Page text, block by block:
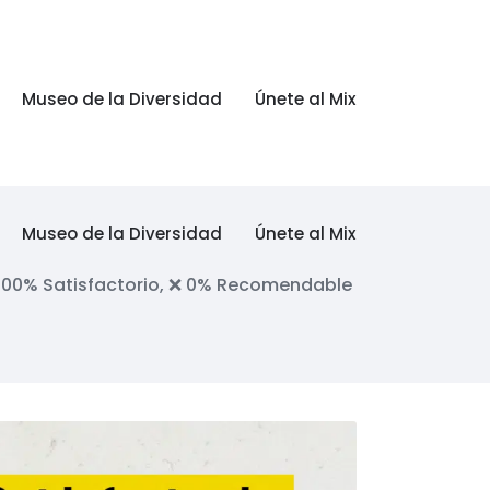
Museo de la Diversidad Únete al Mix
Museo de la Diversidad Únete al Mix
Satisfactorio, ❌ 0% Recomendable